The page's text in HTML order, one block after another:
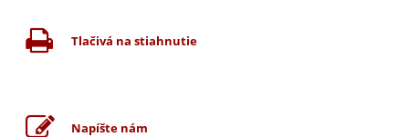
Tlačivá na stiahnutie
Napíšte nám